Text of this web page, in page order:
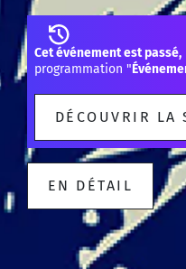
Cet événement est passé,
programmation "
DÉCOUVRIR LA
EN DÉTAIL